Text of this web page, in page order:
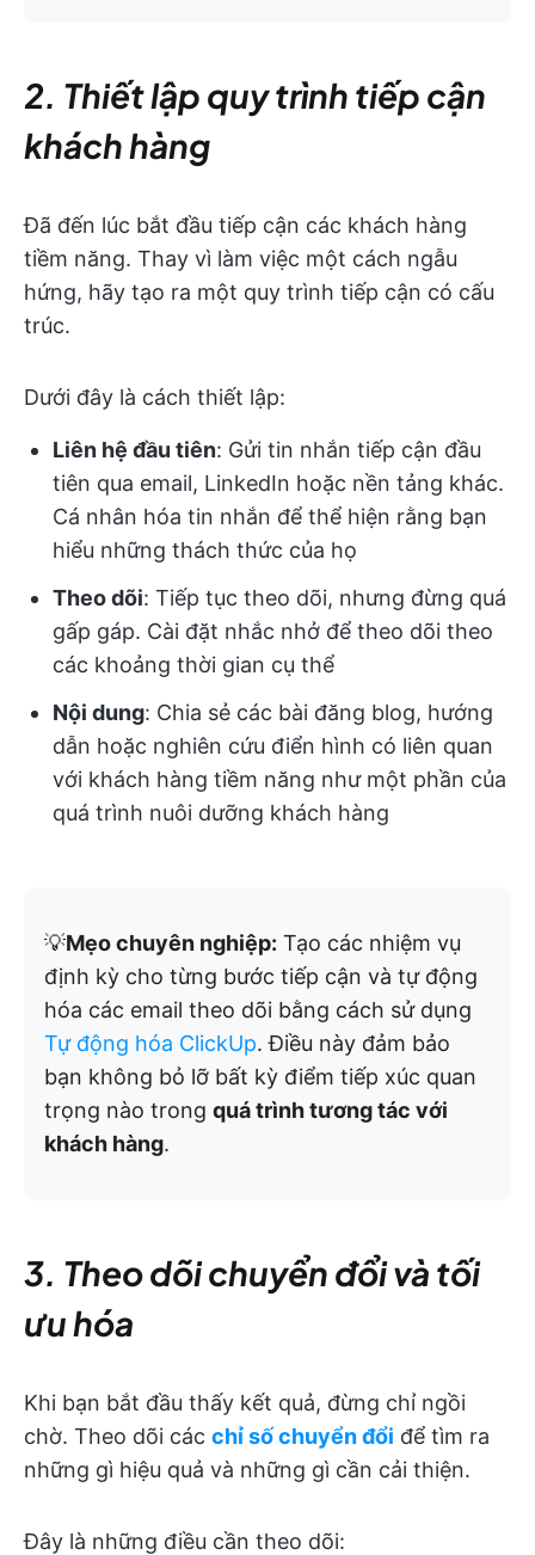
2. Thiết lập quy trình tiếp cận
khách hàng
Đã đến lúc bắt đầu tiếp cận các khách hàng
tiềm năng. Thay vì làm việc một cách ngẫu
hứng, hãy tạo ra một quy trình tiếp cận có cấu
trúc.
Dưới đây là cách thiết lập:
Liên hệ đầu tiên: Gửi tin nhắn tiếp cận đầu
tiên qua email, LinkedIn hoặc nền tảng khác.
Cá nhân hóa tin nhắn để thể hiện rằng bạn
hiểu những thách thức của họ
Theo dõi: Tiếp tục theo dõi, nhưng đừng quá
gấp gáp. Cài đặt nhắc nhở để theo dõi theo
các khoảng thời gian cụ thể
Nội dung: Chia sẻ các bài đăng blog, hướng
dẫn hoặc nghiên cứu điển hình có liên quan
với khách hàng tiềm năng như một phần của
quá trình nuôi dưỡng khách hàng
💡Mẹo chuyên nghiệp: Tạo các nhiệm vụ
định kỳ cho từng bước tiếp cận và tự động
hóa các email theo dõi bằng cách sử dụng
Tự động hóa ClickUp. Điều này đảm bảo
bạn không bỏ lỡ bất kỳ điểm tiếp xúc quan
trọng nào trong quá trình tương tác với
khách hàng.
3. Theo dõi chuyển đổi và tối
ưu hóa
Khi bạn bắt đầu thấy kết quả, đừng chỉ ngồi
chờ. Theo dõi các chỉ số chuyển đổi để tìm ra
những gì hiệu quả và những gì cần cải thiện.
Đây là những điều cần theo dõi: